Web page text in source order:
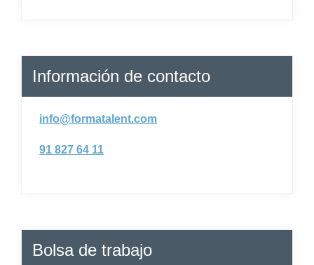
Información de contacto
info@formatalent.com
91 827 64 11
Bolsa de trabajo